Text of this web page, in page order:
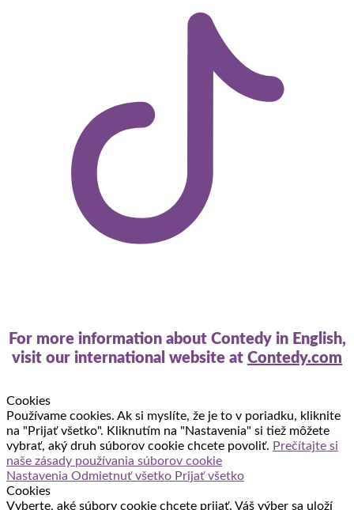
For more information about Contedy in English,
visit our international website at Contedy.com
Cookies
Používame cookies. Ak si myslíte, že je to v poriadku, kliknite
na "Prijať všetko". Kliknutím na "Nastavenia" si tiež môžete
vybrať, aký druh súborov cookie chcete povoliť. Prečítajte si
naše zásady používania súborov cookie
Nastavenia Odmietnuť všetko Prijať všetko
Cookies
Vyberte, aké súbory cookie chcete prijať. Váš výber sa uloží